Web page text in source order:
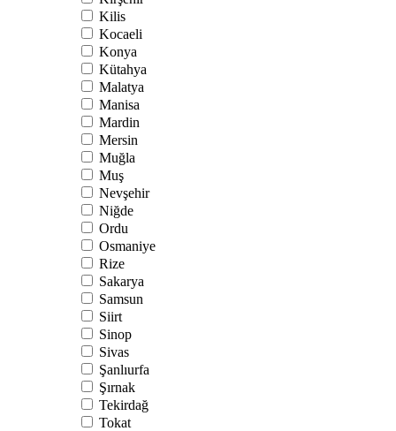
Kilis
Kocaeli
Konya
Kütahya
Malatya
Manisa
Mardin
Mersin
Muğla
Muş
Nevşehir
Niğde
Ordu
Osmaniye
Rize
Sakarya
Samsun
Siirt
Sinop
Sivas
Şanlıurfa
Şırnak
Tekirdağ
Tokat